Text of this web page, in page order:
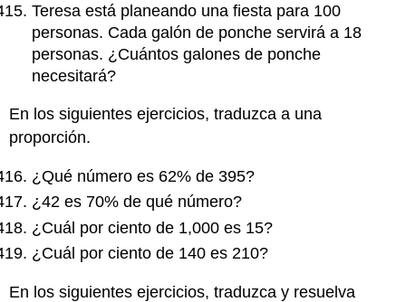
Teresa está planeando una fiesta para 100
personas. Cada galón de ponche servirá a 18
personas. ¿Cuántos galones de ponche
necesitará?
En los siguientes ejercicios, traduzca a una
proporción.
¿Qué número es 62% de 395?
¿42 es 70% de qué número?
¿Cuál por ciento de 1,000 es 15?
¿Cuál por ciento de 140 es 210?
En los siguientes ejercicios, traduzca y resuelva